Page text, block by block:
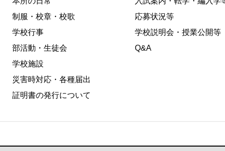
制服・校章・校歌
学校行事
部活動・生徒会
学校施設
災害時対応・各種届出
証明書の発行について
応募状況等
学校説明会・授業公開等
Q&A